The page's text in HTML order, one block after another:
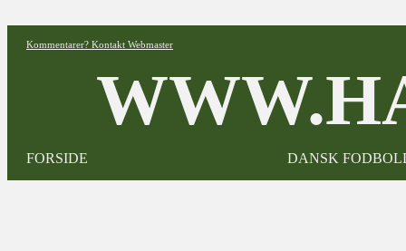
Kommentarer? Kontakt Webmaster
FORSIDE DANSK